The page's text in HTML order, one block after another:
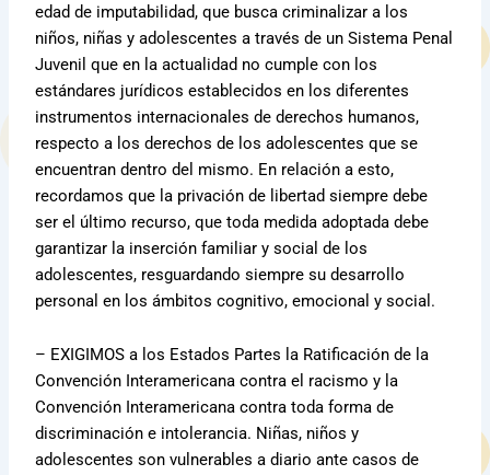
edad de imputabilidad, que busca criminalizar a los
niños, niñas y adolescentes a través de un Sistema Penal
Juvenil que en la actualidad no cumple con los
estándares jurídicos establecidos en los diferentes
instrumentos internacionales de derechos humanos,
respecto a los derechos de los adolescentes que se
encuentran dentro del mismo. En relación a esto,
recordamos que la privación de libertad siempre debe
ser el último recurso, que toda medida adoptada debe
garantizar la inserción familiar y social de los
adolescentes, resguardando siempre su desarrollo
personal en los ámbitos cognitivo, emocional y social.
– EXIGIMOS a los Estados Partes la Ratificación de la
Convención Interamericana contra el racismo y la
Convención Interamericana contra toda forma de
discriminación e intolerancia. Niñas, niños y
adolescentes son vulnerables a diario ante casos de